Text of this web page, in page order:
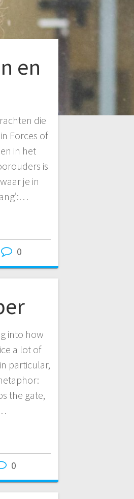
en
die
Forces of
in het
is
je in
0
into how
a lot of
particular,
the gate,
0